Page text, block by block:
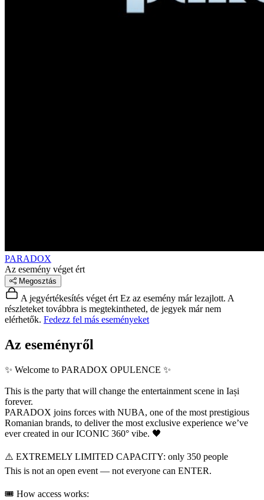
PARADOX
Az esemény véget ért
Megosztás
A jegyértékesítés véget ért Ez az esemény már lezajlott. A
részleteket továbbra is megtekintheted, de jegyek már nem
elérhetők. Fedezz fel más eseményeket
Az eseményről
✨ Welcome to PARADOX OPULENCE ✨
This is the party that will change the entertainment scene in Iași
forever.
PARADOX joins forces with NUBA, one of the most prestigious
Romanian brands, to deliver the most exclusive experience we’ve
ever created in our ICONIC 360° vibe. 🖤
⚠️ EXTREMELY LIMITED CAPACITY: only 350 people
This is not an open event — not everyone can ENTER.
🎟️ How access works: